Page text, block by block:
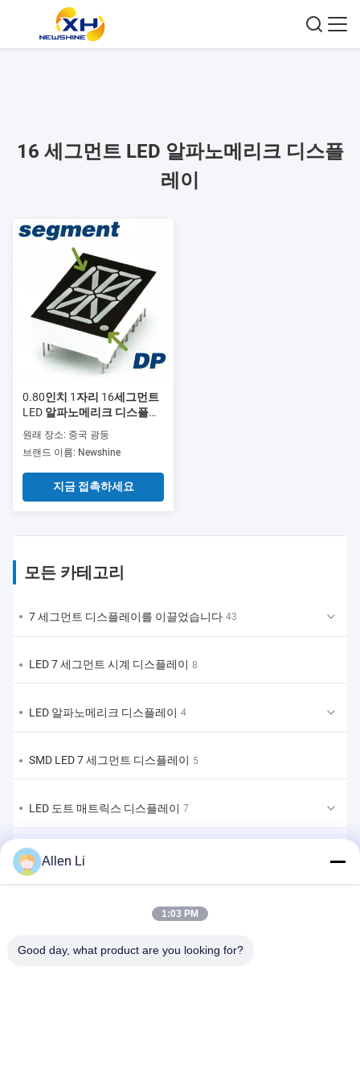
16 세그먼트 LED 알파노메리크 디스플
레이
0.80인치 1자리 16세그먼트
LED 알파노메리크 디스플레
장치 및 기기판에 적합
원래 장소: 중국 광둥
브랜드 이름: Newshine
지금 접촉하세요
모든 카테고리
7 세그먼트 디스플레이를 이끌었습니다 43
LED 7 세그먼트 시계 디스플레이 8
LED 알파노메리크 디스플레이 4
SMD LED 7 세그먼트 디스플레이 5
LED 도트 매트릭스 디스플레이 7
LED 막대 그래프 디스플레이
맞춤형 LED 7세그먼트 디스플레이 솔루션 1
Allen Li
1:03 PM
Good day, what product are you looking for?